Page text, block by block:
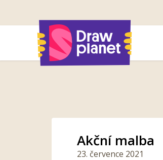
Akční malba
23. července 2021